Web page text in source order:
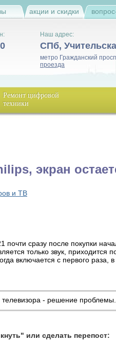
акции и скидки
Наш адрес:
СПб,
метро Гражданский
проезда
Ремонт цифровой
техники
экран
и ТВ
почти сразу после покупки
только звук, приходится
включается с первого раза,
- решение проблемы.
или сделать перепост: